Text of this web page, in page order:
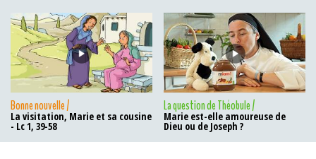
Bonne nouvelle /
La visitation, Marie et sa cousine
- Lc 1, 39-58
La question de Théobule /
Marie est-elle amoureuse de
Dieu ou de Joseph ?